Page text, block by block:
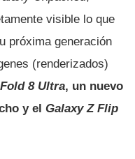
visible lo que
próxima generación
(renderizados)
8 Ultra, un nuevo
y el Galaxy Z Flip